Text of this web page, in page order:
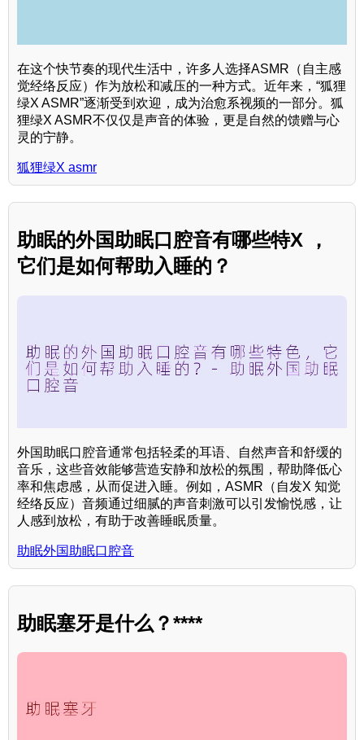
在这个快节奏的现代生活中，许多人选择ASMR（自主感
觉经络反应）作为放松和减压的一种方式。近年来，“狐狸
绿X ASMR”逐渐受到欢迎，成为治愈系视频的一部分。狐
狸绿X ASMR不仅仅是声音的体验，更是自然的馈赠与心
灵的宁静。
狐狸绿X asmr
助眠的外国助眠口腔音有哪些特X ，
它们是如何帮助入睡的？
外国助眠口腔音通常包括轻柔的耳语、自然声音和舒缓的
音乐，这些音效能够营造安静和放松的氛围，帮助降低心
率和焦虑感，从而促进入睡。例如，ASMR（自发X 知觉
经络反应）音频通过细腻的声音刺激可以引发愉悦感，让
人感到放松，有助于改善睡眠质量。
助眠外国助眠口腔音
助眠塞牙是什么？****